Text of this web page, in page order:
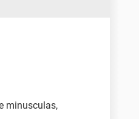
minusculas,